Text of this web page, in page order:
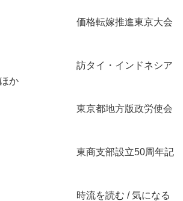
業 価格転嫁推進東京大会
業 訪タイ・インドネシア
か
業 東京都地方版政労使会
商支部設立50周年記
タ 時流を読む / 気になる